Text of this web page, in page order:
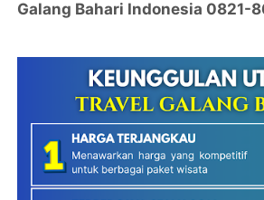
Galang Bahari Indonesia 0821-